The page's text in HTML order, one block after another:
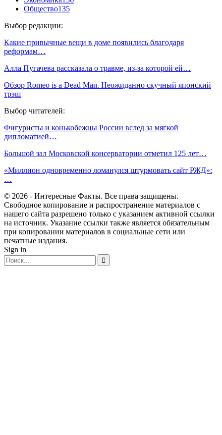
Общество135
Выбор редакции:
Какие привычные вещи в доме появились благодаря
реформам…
Алла Пугачева рассказала о травме, из-за которой ей…
Обзор Romeo is a Dead Man. Неожиданно скучный японский
трэш
Выбор читателей:
Фигуристы и конькобежцы России вслед за мягкой
дипломатией…
Большой зал Московской консерватории отметил 125 лет…
«Миллион одновременно ломанулся штурмовать сайт РЖД»:
…
© 2026 - Интересные Факты. Все права защищены.
Свободное копирование и распространение материалов с
нашего сайта разрешено только с указанием активной ссылки
на источник. Указание ссылки также является обязательным
при копировании материалов в социальные сети или
печатные издания.
Sign in